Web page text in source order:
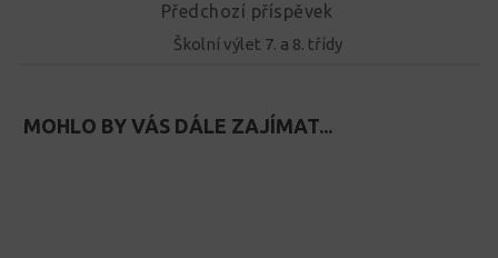
Předchozí příspěvek
Školní výlet 7. a 8. třídy
MOHLO BY VÁS DÁLE ZAJÍMAT...